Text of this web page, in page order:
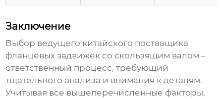
Заключение
Выбор ведущего китайского поставщика
фланцевых задвижек со скользящим валом –
ответственный процесс, требующий
тщательного анализа и внимания к деталям.
Учитывая все вышеперечисленные факторы,